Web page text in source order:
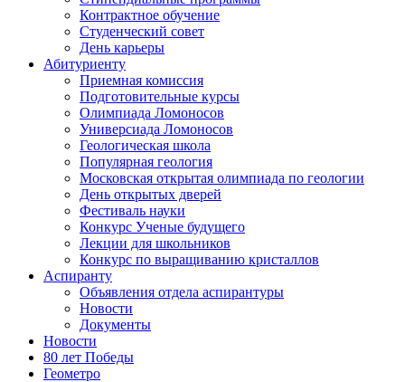
Контрактное обучение
Студенческий совет
День карьеры
Абитуриенту
Приемная комиссия
Подготовительные курсы
Олимпиада Ломоносов
Универсиада Ломоносов
Геологическая школа
Популярная геология
Московская открытая олимпиада по геологии
День открытых дверей
Фестиваль науки
Конкурс Ученые будущего
Лекции для школьников
Конкурс по выращиванию кристаллов
Аспиранту
Объявления отдела аспирантуры
Новости
Документы
Новости
80 лет Победы
Геометро